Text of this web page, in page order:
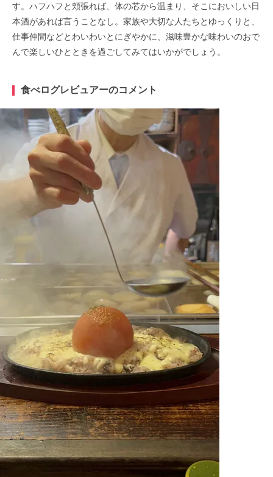
す。ハフハフと頬張れば、体の芯から温まり、そこにおいしい日
本酒があれば言うことなし。家族や大切な人たちとゆっくりと、
仕事仲間などとわいわいとにぎやかに、滋味豊かな味わいのおで
んで楽しいひとときを過ごしてみてはいかがでしょう。
食べログレビュアーのコメント